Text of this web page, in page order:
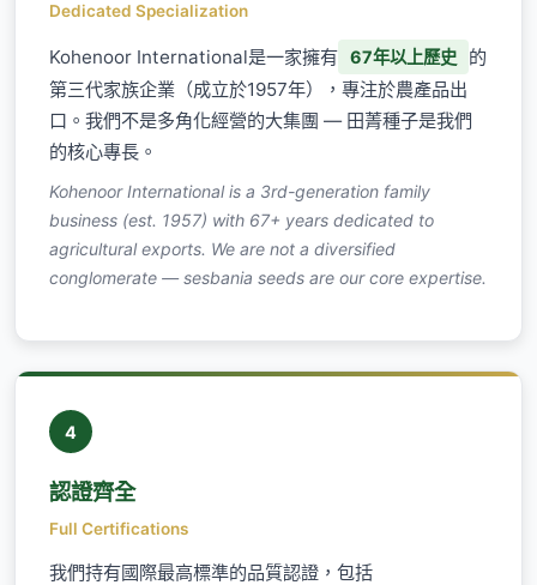
Dedicated Specialization
Kohenoor International是一家擁有 67年以上歷史
的
第三代家族企業（成立於1957年），專注於農產品出
口。我們不是多角化經營的大集團 — 田菁種子是我們
的核心專長。
Kohenoor International is a 3rd-generation family
business (est. 1957) with 67+ years dedicated to
agricultural exports. We are not a diversified
conglomerate — sesbania seeds are our core expertise.
4
認證齊全
Full Certifications
我們持有國際最高標準的品質認證，包括